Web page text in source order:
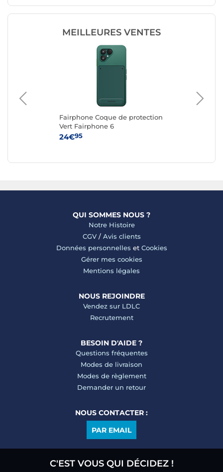
C'EST VOUS QUI DÉCIDEZ !
MEILLEURES VENTES
Fairphone Coque de protection
Vert Fairphone 6
24€95
QUI SOMMES NOUS ?
Notre Histoire
CGV/ Avis clients
Données personnelles et Cookies
Gérer mes cookies
Mentions légales
NOUS REJOINDRE
Vendez sur LDLC
Recrutement
BESOIN D'AIDE ?
Questions fréquentes
Modes de livraison
Modes de règlement
Demander un retour
NOUS CONTACTER :
PAR EMAIL